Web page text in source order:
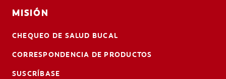
MISIÓN
CHEQUEO DE SALUD BUCAL
CORRESPONDENCIA DE PRODUCTOS
SUSCRÍBASE